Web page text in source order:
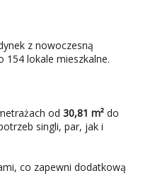
z nowoczesną
lokale mieszkalne.
od 30,81 m² do
singli, par, jak i
co zapewni dodatkową